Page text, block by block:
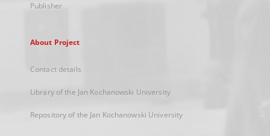
Publisher
About Project
Contact details
Library of the Jan Kochanowski University
Repository of the Jan Kochanowski University